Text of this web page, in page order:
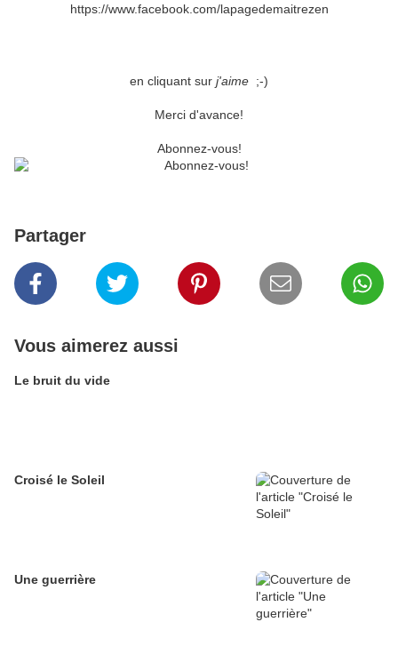
https://www.facebook.com/lapagedemaitrezen
en cliquant sur j'aime ;-)
Merci d'avance!
Abonnez-vous!
Partager
Vous aimerez aussi
Le bruit du vide
Croisé le Soleil
Une guerrière